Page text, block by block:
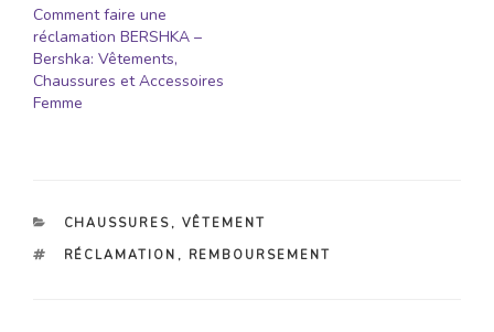
Comment faire une
réclamation BERSHKA –
Bershka: Vêtements,
Chaussures et Accessoires
Femme
CATÉGORIES
CHAUSSURES , VÊTEMENT
ÉTIQUETTES
RÉCLAMATION , REMBOURSEMENT